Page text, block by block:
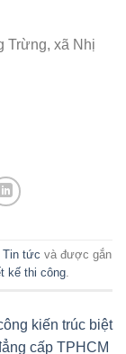
Trừng, xã Nhị
Tin tức và được gắn
kế thi công.
kiến trúc biệt
cấp TPHCM